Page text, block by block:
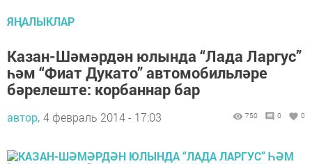
ЯҢАЛЫКЛАР
Казан-Шәмәрдән юлында “Лада Ларгус”
һәм “Фиат Дукато” автомобильләре
бәрелеште: корбаннар бар
автор, 4 февраль 2014 - 17:03 750 0 0